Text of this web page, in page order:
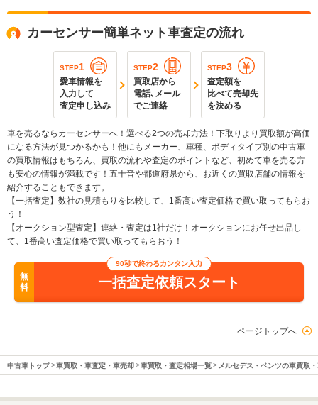
カーセンサー簡単ネット車査定の流れ
STEP1
愛車情報を
入力して
査定申し込み
STEP2
買取店から
電話､メール
でご連絡
STEP3
査定額を
比べて売却先
を決める
車を売るならカーセンサーへ！選べる2つの売却方法！下取りより買取額が高価
になる方法が見つかるかも！他にもメーカー、車種、ボディタイプ別の中古車
の買取情報はもちろん、買取の流れや査定のポイントなど、初めて車を売る方
も安心の情報が満載です！五十音や都道府県から、お近くの買取店舗の情報を
紹介することもできます。
【一括査定】数社の見積もりを比較して、1番高い査定価格で買い取ってもらお
う！
【オークション型査定】連絡・査定は1社だけ！オークションにお任せ出品し
て、1番高い査定価格で買い取ってもらおう！
無
料
90秒で終わるカンタン入力
一括査定依頼スタート
ページトップへ
中古車トップ 車買取・車査定・車売却 車買取・査定相場一覧 メルセデス・ベンツの車買取